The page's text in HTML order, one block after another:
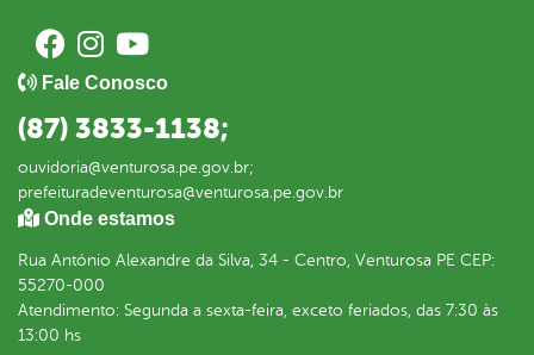
Fale Conosco
(87) 3833-1138;
ouvidoria@venturosa.pe.gov.br;
prefeituradeventurosa@venturosa.pe.gov.br
Onde estamos
Rua António Alexandre da Silva, 34 - Centro, Venturosa PE CEP:
55270-000
Atendimento: Segunda a sexta-feira, exceto feriados, das 7:30 às
13:00 hs